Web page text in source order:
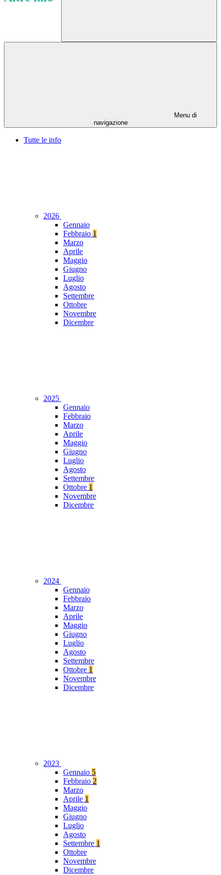
Menu di
navigazione
Tutte le info
2026
Gennaio
Febbraio 1
Marzo
Aprile
Maggio
Giugno
Luglio
Agosto
Settembre
Ottobre
Novembre
Dicembre
2025
Gennaio
Febbraio
Marzo
Aprile
Maggio
Giugno
Luglio
Agosto
Settembre
Ottobre 1
Novembre
Dicembre
2024
Gennaio
Febbraio
Marzo
Aprile
Maggio
Giugno
Luglio
Agosto
Settembre
Ottobre 1
Novembre
Dicembre
2023
Gennaio 5
Febbraio 2
Marzo
Aprile 1
Maggio
Giugno
Luglio
Agosto
Settembre 1
Ottobre
Novembre
Dicembre